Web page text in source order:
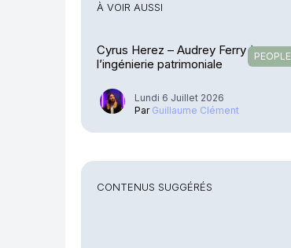
À VOIR AUSSI
PEOPLE
Cyrus Herez – Audrey Ferry à
l’ingénierie patrimoniale
Lundi 6 Juillet 2026
Par Guillaume Clément
CONTENUS SUGGÉRÉS